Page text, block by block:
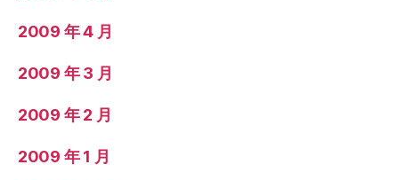
2009 年 4 月
2009 年 3 月
2009 年 2 月
2009 年 1 月